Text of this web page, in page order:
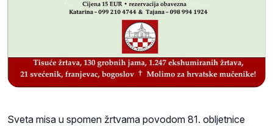
Sveta misa u spomen žrtvama povodom 81. obljetnice